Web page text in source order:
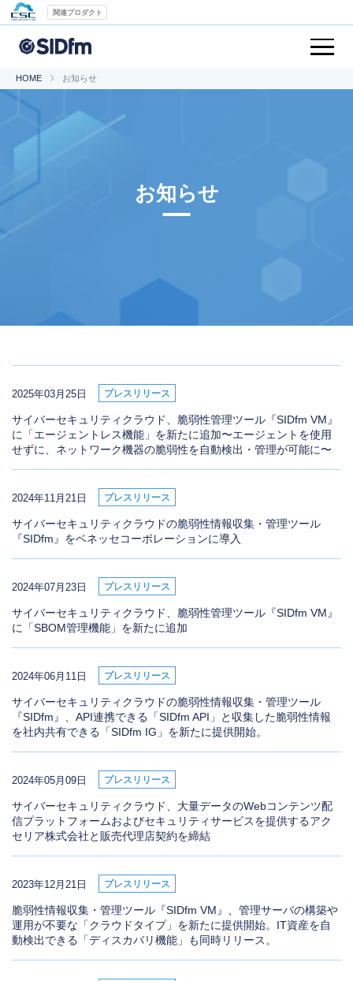
関連プロダクト
HOME お知らせ
お知らせ
2025年03月25日 プレスリリース
サイバーセキュリティクラウド、脆弱性管理ツール『SIDfm VM』
に「エージェントレス機能」を新たに追加〜エージェントを使用
せずに、ネットワーク機器の脆弱性を自動検出・管理が可能に〜
2024年11月21日 プレスリリース
サイバーセキュリティクラウドの脆弱性情報収集・管理ツール
『SIDfm』をベネッセコーポレーションに導入
2024年07月23日 プレスリリース
サイバーセキュリティクラウド、脆弱性管理ツール『SIDfm VM』
に「SBOM管理機能」を新たに追加
2024年06月11日 プレスリリース
サイバーセキュリティクラウドの脆弱性情報収集・管理ツール
『SIDfm』、API連携できる「SIDfm API」と収集した脆弱性情報
を社内共有できる「SIDfm IG」を新たに提供開始。
2024年05月09日 プレスリリース
サイバーセキュリティクラウド、⼤量データのWebコンテンツ配
信プラットフォームおよびセキュリティサービスを提供するアク
セリア株式会社と販売代理店契約を締結
2023年12月21日 プレスリリース
脆弱性情報収集・管理ツール『SIDfm VM』、管理サーバの構築や
運用が不要な「クラウドタイプ」を新たに提供開始。IT資産を自
動検出できる「ディスカバリ機能」も同時リリース。